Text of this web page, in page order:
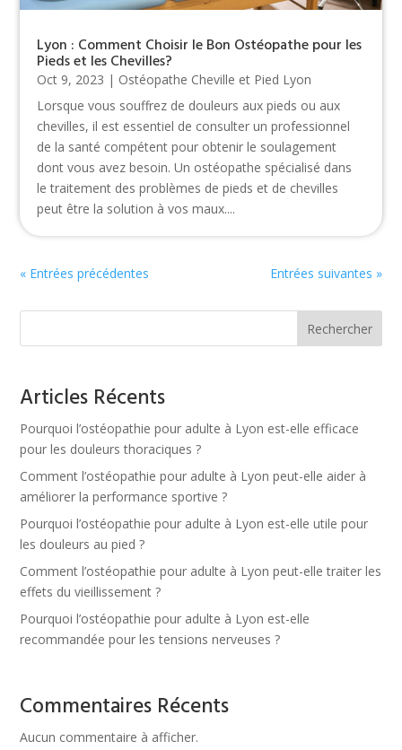
Lyon : Comment Choisir le Bon Ostéopathe pour les
Pieds et les Chevilles?
Oct 9, 2023 | Ostéopathe Cheville et Pied Lyon
Lorsque vous souffrez de douleurs aux pieds ou aux
chevilles, il est essentiel de consulter un professionnel
de la santé compétent pour obtenir le soulagement
dont vous avez besoin. Un ostéopathe spécialisé dans
le traitement des problèmes de pieds et de chevilles
peut être la solution à vos maux....
« Entrées précédentes Entrées suivantes »
Rechercher
Articles Récents
Pourquoi l’ostéopathie pour adulte à Lyon est-elle efficace
pour les douleurs thoraciques ?
Comment l’ostéopathie pour adulte à Lyon peut-elle aider à
améliorer la performance sportive ?
Pourquoi l’ostéopathie pour adulte à Lyon est-elle utile pour
les douleurs au pied ?
Comment l’ostéopathie pour adulte à Lyon peut-elle traiter les
effets du vieillissement ?
Pourquoi l’ostéopathie pour adulte à Lyon est-elle
recommandée pour les tensions nerveuses ?
Commentaires Récents
Aucun commentaire à afficher.